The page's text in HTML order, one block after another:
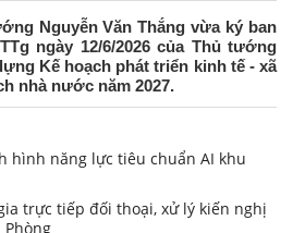
Nguyễn Văn Thắng vừa ký ban
ngày 12/6/2026 của Thủ tướng
Kế hoạch phát triển kinh tế - xã
nhà nước năm 2027.
hình năng lực tiêu chuẩn AI khu
trực tiếp đối thoại, xử lý kiến nghị